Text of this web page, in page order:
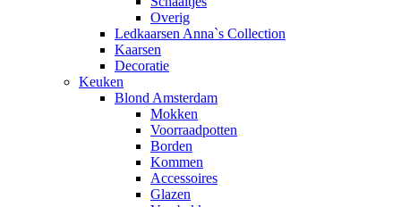
Overig
Ledkaarsen Anna`s Collection
Kaarsen
Decoratie
Keuken
Blond Amsterdam
Mokken
Voorraadpotten
Borden
Kommen
Accessoires
Glazen